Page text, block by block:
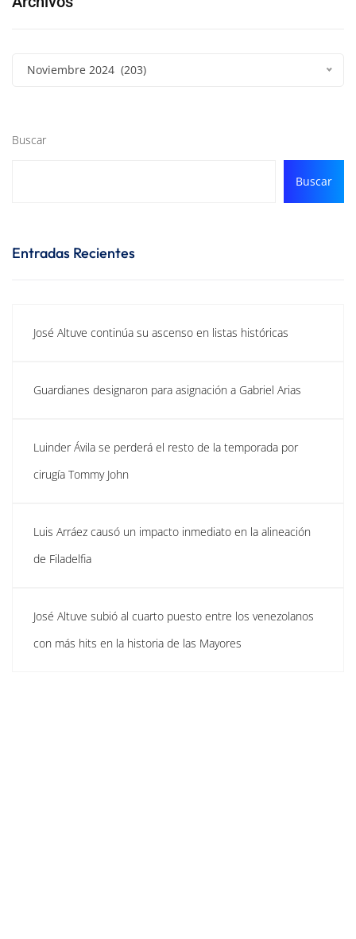
Noviembre 2024 (203)
Buscar
Buscar
Entradas Recientes
José Altuve continúa su ascenso en listas históricas
Guardianes designaron para asignación a Gabriel Arias
Luinder Ávila se perderá el resto de la temporada por
cirugía Tommy John
Luis Arráez causó un impacto inmediato en la alineación
de Filadelfia
José Altuve subió al cuarto puesto entre los venezolanos
con más hits en la historia de las Mayores